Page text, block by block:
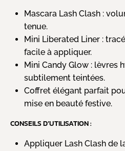
Mascara Lash Clash :
tenue.
Mini Liberated Liner :
facile à appliquer.
Mini Candy Glow : lèvres
subtilement teintées.
Coffret élégant parfait
mise en beauté festive.
CONSEILS D’UTILISATION :
Appliquer Lash Clash de